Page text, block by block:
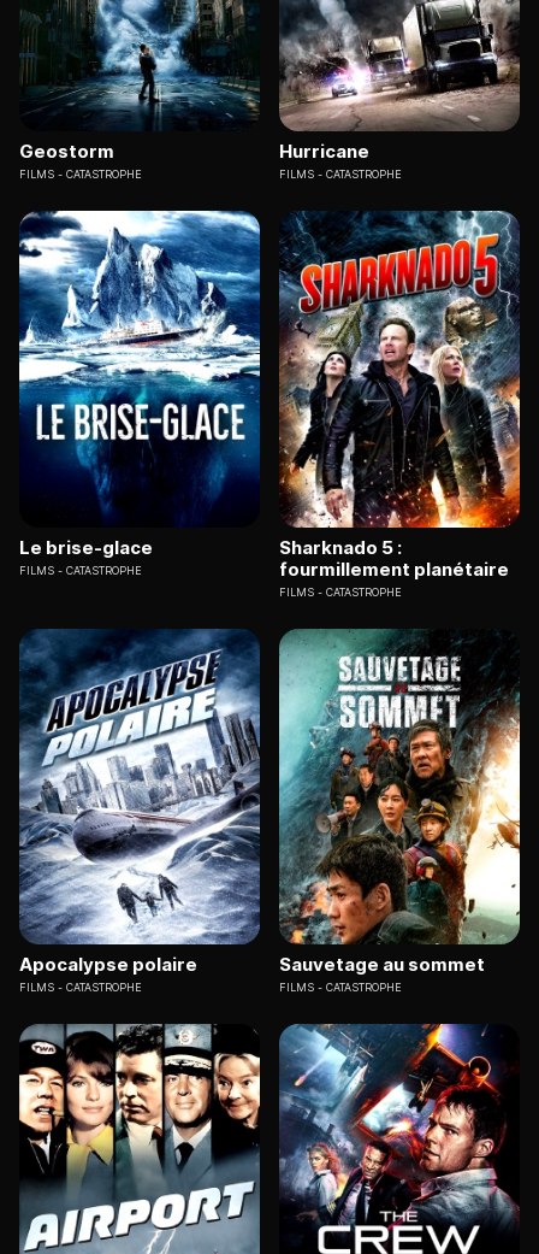
Geostorm
FILMS CATASTROPHE
Hurricane
FILMS CATASTROPHE
Le brise-glace
FILMS CATASTROPHE
Sharknado 5 :
fourmillement planétaire
FILMS CATASTROPHE
Apocalypse polaire
FILMS CATASTROPHE
Sauvetage au sommet
FILMS CATASTROPHE